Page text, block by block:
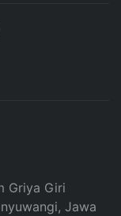
Griya Giri
Jawa